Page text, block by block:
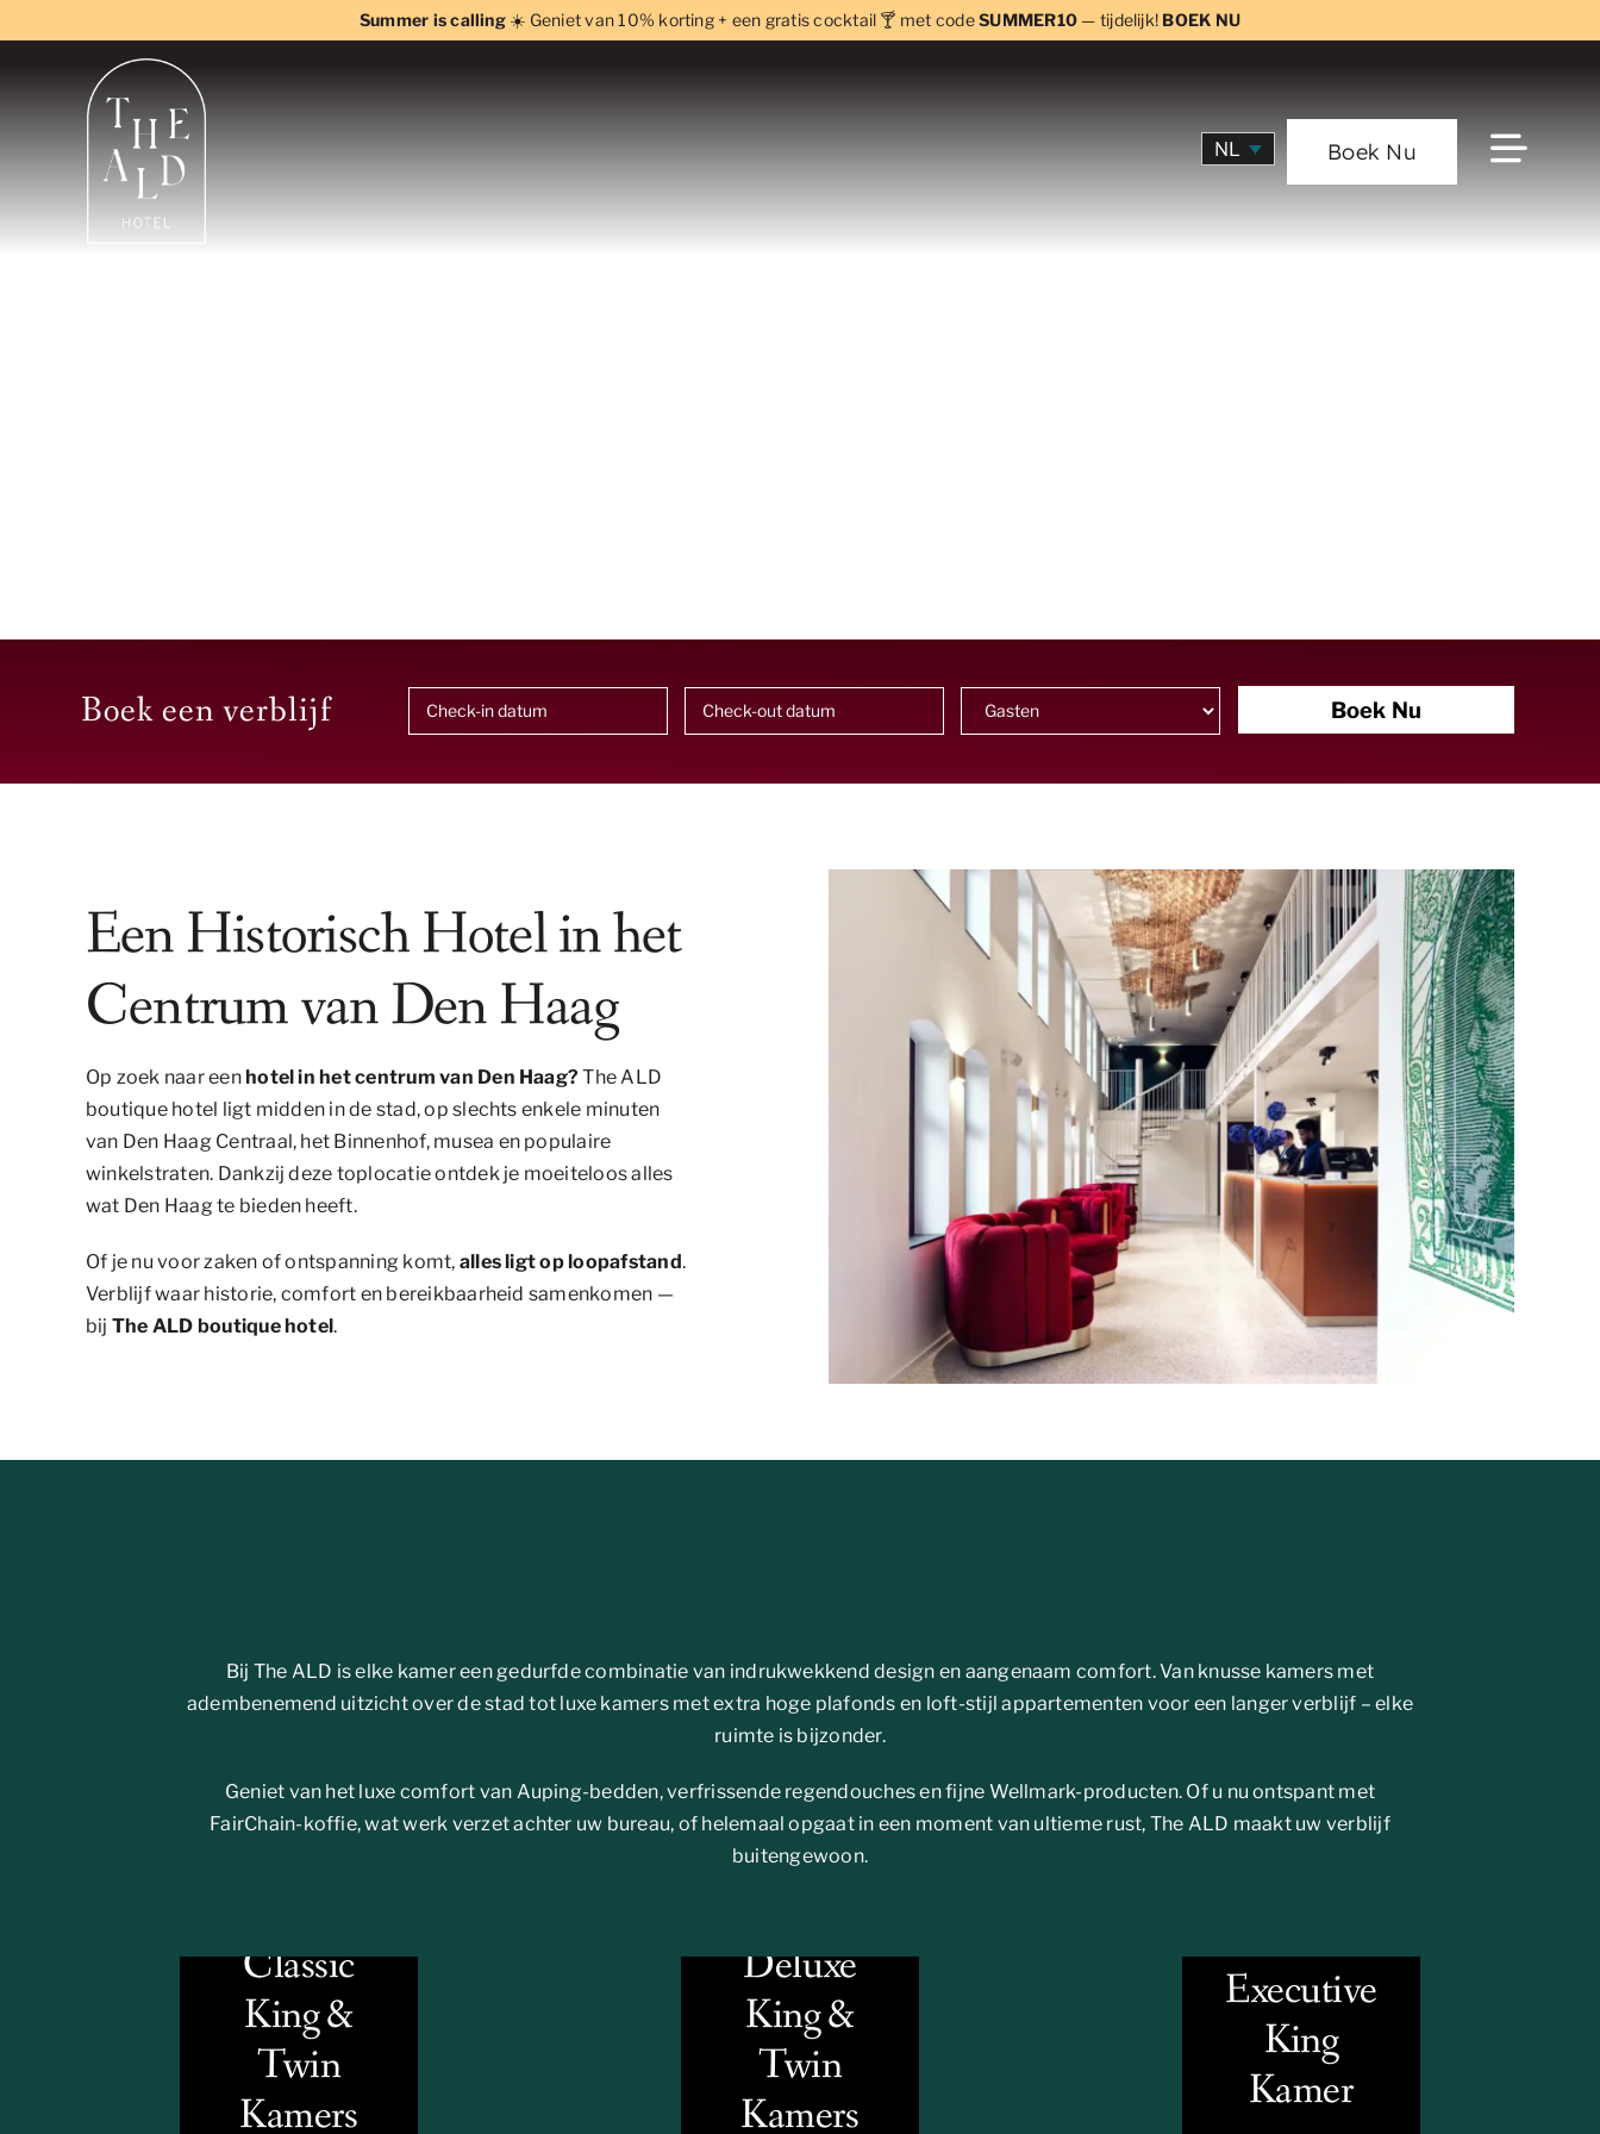
to
Summer is calling☀️ Geniet van 10% korting + een gratis cocktail 🍸 met codeSUMMER10— tijdelijk! BOEK NU
NL Boek Nu
Boek een verblijf Boek Nu
Een Historisch Hotel in het
Centrum van Den Haag
Op zoek naar eenhotel in het centrum van Den Haag? The ALD
boutique hotel ligt midden in de stad, op slechts enkele minuten
van Den Haag Centraal, het Binnenhof, musea en populaire
winkelstraten. Dankzij deze toplocatie ontdek je moeiteloos alles
wat Den Haag te bieden heeft.
Of je nu voor zaken of ontspanning komt, alles ligt op loopafstand.
Verblijf waar historie, comfort en bereikbaarheid samenkomen —
bij The ALD boutique hotel.
Bij The ALD is elke kamer een gedurfde combinatie van indrukwekkend design en aangenaam comfort. Van knusse kamers met
adembenemend uitzicht over de stad tot luxe kamers met extra hoge plafonds en loft-stijl appartementen voor een langer verblijf – elke
ruimte is bijzonder.
Geniet van het luxe comfort van Auping-bedden, verfrissende regendouches en fijne Wellmark-producten. Of u nu ontspant met
FairChain-koffie, wat werk verzet achter uw bureau, of helemaal opgaat in een moment van ultieme rust, The ALD maakt uw verblijf
buitengewoon.
Classic
King &
Twin
Kamers
Deluxe
King &
Twin
Kamers
Executive
King
Kamer